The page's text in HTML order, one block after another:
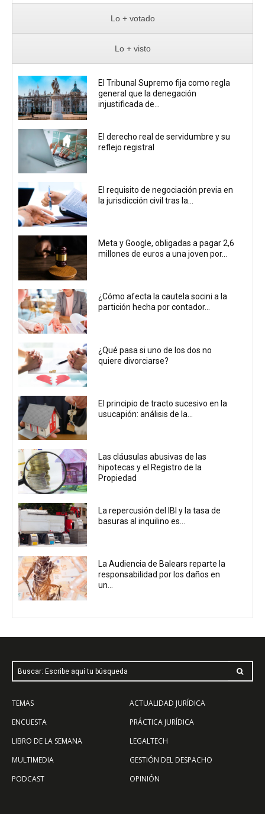
Lo + votado
Lo + visto
El Tribunal Supremo fija como regla
general que la denegación
injustificada de...
El derecho real de servidumbre y su
reflejo registral
El requisito de negociación previa en
la jurisdicción civil tras la...
Meta y Google, obligadas a pagar 2,6
millones de euros a una joven por...
¿Cómo afecta la cautela socini a la
partición hecha por contador...
¿Qué pasa si uno de los dos no
quiere divorciarse?
El principio de tracto sucesivo en la
usucapión: análisis de la...
Las cláusulas abusivas de las
hipotecas y el Registro de la
Propiedad
La repercusión del IBI y la tasa de
basuras al inquilino es...
La Audiencia de Balears reparte la
responsabilidad por los daños en
un...
Buscar: Escribe aquí tu búsqueda
TEMAS
ENCUESTA
LIBRO DE LA SEMANA
MULTIMEDIA
PODCAST
ACTUALIDAD JURÍDICA
PRÁCTICA JURÍDICA
LEGALTECH
GESTIÓN DEL DESPACHO
OPINIÓN